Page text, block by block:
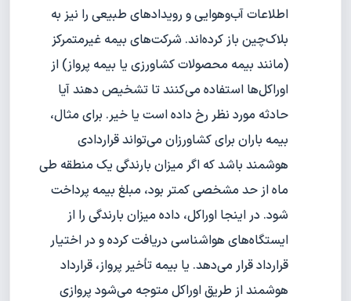
اطلاعات آب‌وهوایی و رویدادهای طبیعی را نیز به
بلاک‌چین باز کرده‌اند. شرکت‌های بیمه‌ غیرمتمرکز
(مانند بیمه محصولات کشاورزی یا بیمه پرواز) از
اوراکل‌ها استفاده می‌کنند تا تشخیص دهند آیا
حادثه مورد نظر رخ داده است یا خیر. برای مثال،
بیمه باران برای کشاورزان می‌تواند قراردادی
هوشمند باشد که اگر میزان بارندگی یک منطقه طی
ماه از حد مشخصی کمتر بود، مبلغ بیمه پرداخت
شود. در اینجا اوراکل، داده میزان بارندگی را از
ایستگاه‌های هواشناسی دریافت کرده و در اختیار
قرارداد قرار می‌دهد. یا بیمه تأخیر پرواز، قرارداد
هوشمند از طریق اوراکل متوجه می‌شود پروازی